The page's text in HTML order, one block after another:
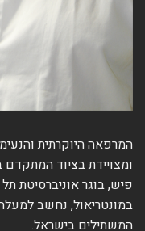
המרפאה היוקרתית
ומצויידת בציוד המתקדם
פיש, בוגר אוניברסיטת
המשתילים בישראל.